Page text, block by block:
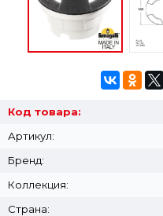
Код товара:
Артикул:
Бренд:
Коллекция:
Страна: